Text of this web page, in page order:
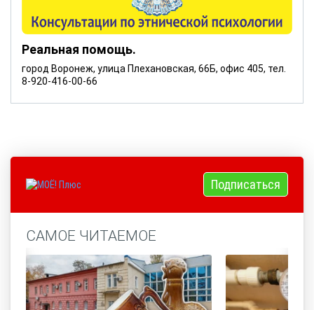
Реальная помощь.
город Воронеж, улица Плехановская, 66Б, офис 405, тел.
8-920-416-00-66
Подписаться
САМОЕ ЧИТАЕМОЕ